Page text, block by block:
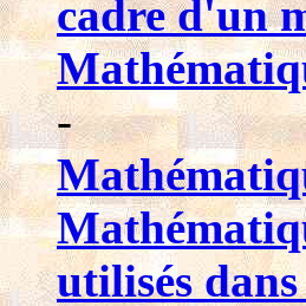
cadre d'un
-
utilisés